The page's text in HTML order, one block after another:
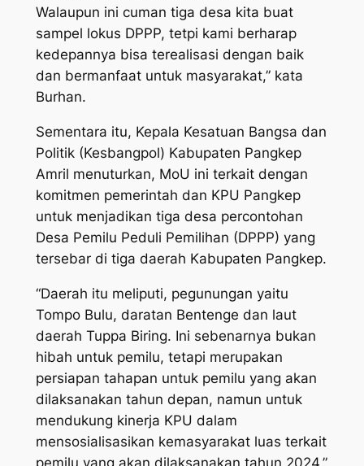
Walaupun ini cuman tiga desa kita buat
sampel lokus DPPP, tetpi kami berharap
kedepannya bisa terealisasi dengan baik
dan bermanfaat untuk masyarakat,” kata
Burhan.
Sementara itu, Kepala Kesatuan Bangsa dan
Politik (Kesbangpol) Kabupaten Pangkep
Amril menuturkan, MoU ini terkait dengan
komitmen pemerintah dan KPU Pangkep
untuk menjadikan tiga desa percontohan
Desa Pemilu Peduli Pemilihan (DPPP) yang
tersebar di tiga daerah Kabupaten Pangkep.
“Daerah itu meliputi, pegunungan yaitu
Tompo Bulu, daratan Bentenge dan laut
daerah Tuppa Biring. Ini sebenarnya bukan
hibah untuk pemilu, tetapi merupakan
persiapan tahapan untuk pemilu yang akan
dilaksanakan tahun depan, namun untuk
mendukung kinerja KPU dalam
mensosialisasikan kemasyarakat luas terkait
pemilu yang akan dilaksanakan tahun 2024,”